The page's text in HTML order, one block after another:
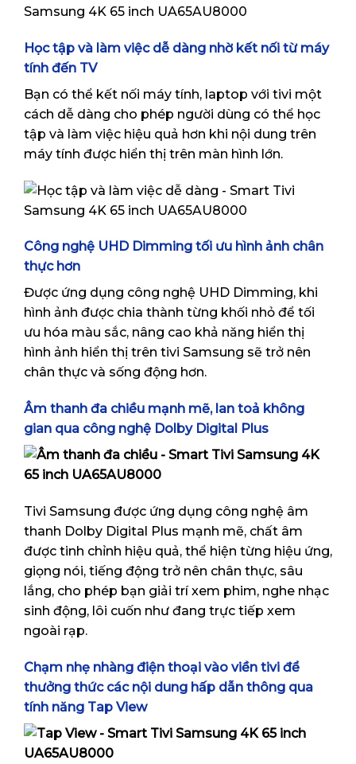
Học tập và làm việc dễ dàng nhờ kết nối từ máy
tính đến TV
Bạn có thể kết nối máy tính, laptop với tivi một
cách dễ dàng cho phép người dùng có thể học
tập và làm việc hiệu quả hơn khi nội dung trên
máy tính được hiển thị trên màn hình lớn.
Công nghệ UHD Dimming tối ưu hình ảnh chân
thực hơn
Được ứng dụng công nghệ UHD Dimming, khi
hình ảnh được chia thành từng khối nhỏ để tối
ưu hóa màu sắc, nâng cao khả năng hiển thị
hình ảnh hiển thị trên tivi Samsung sẽ trở nên
chân thực và sống động hơn.
Âm thanh đa chiều mạnh mẽ, lan toả không
gian qua công nghệ Dolby Digital Plus
Tivi Samsung được ứng dụng công nghệ âm
thanh Dolby Digital Plus mạnh mẽ, chất âm
được tinh chỉnh hiệu quả, thể hiện từng hiệu ứng,
giọng nói, tiếng động trở nên chân thực, sâu
lắng, cho phép bạn giải trí xem phim, nghe nhạc
sinh động, lôi cuốn như đang trực tiếp xem
ngoài rạp.
Chạm nhẹ nhàng điện thoại vào viền tivi để
thưởng thức các nội dung hấp dẫn thông qua
tính năng Tap View